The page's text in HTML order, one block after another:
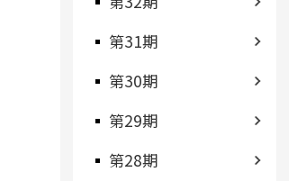
第31期
第30期
第29期
第28期